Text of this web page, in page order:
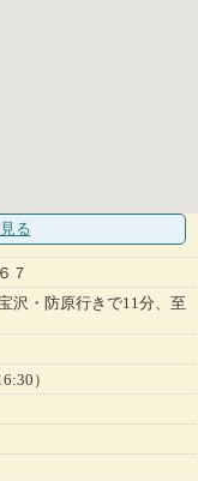
る
７
沢・防原行きで11分、至
）